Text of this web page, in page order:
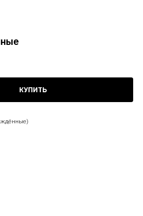
КУПИТЬ